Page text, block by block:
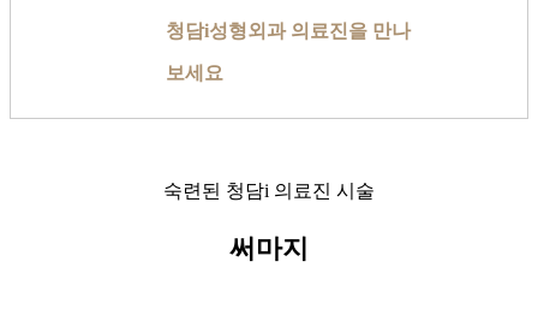
청담i성형외과 의료진을 만나
보세요
숙련된 청담i 의료진 시술
써마지